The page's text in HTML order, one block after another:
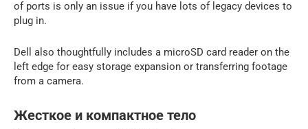
of ports is only an issue if you have lots of legacy devices to
plug in.
Dell also thoughtfully includes a microSD card reader on the
left edge for easy storage expansion or transferring footage
from a camera.
Жесткое и компактное тело